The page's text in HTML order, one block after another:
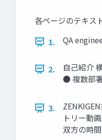
各ページのテキス
1.
QA
2.
自己紹介
● 複数部
3.
トリー動
双方の時